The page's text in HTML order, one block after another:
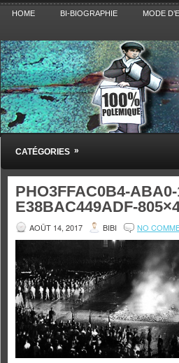
HOME BI-BIOGRAPHIE MODE
Pensez BiBi
Blog polémique sur l'Actualité, la
CATÉGORIES »
PHO3FFAC0B4-
E38BAC449ADF-
AOÛT 14, 2017 BIBI NO